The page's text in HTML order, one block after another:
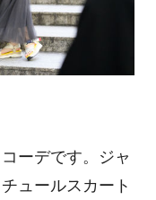
ーデです。ジャ
ュールスカート